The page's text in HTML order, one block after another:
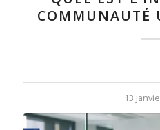
COMMUNAUTÉ
13